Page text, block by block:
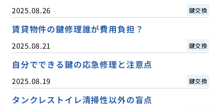
2025.08.26 鍵交換
賃貸物件の鍵修理誰が費用負担？
2025.08.21 鍵交換
自分でできる鍵の応急修理と注意点
2025.08.19 鍵交換
タンクレストイレ清掃性以外の盲点